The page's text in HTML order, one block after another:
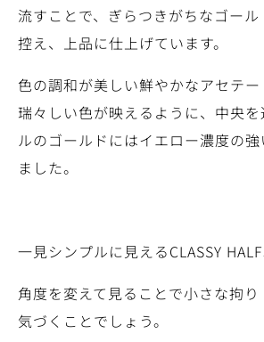
流すことで、ぎらつきがちなゴー
控え、上品に仕上げています。
色の調和が美しい鮮やかなアセテ
瑞々しい色が映えるように、中央
ルのゴールドにはイエロー濃度の
ました。
一見シンプルに見えるCLASSY HALF
角度を変えて見ることで小さな拘
気づくことでしょう。